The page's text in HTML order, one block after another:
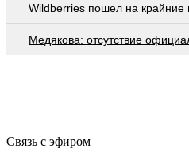
Wildberries пошел на крайние
Медякова: отсутствие
Связь с эфиром